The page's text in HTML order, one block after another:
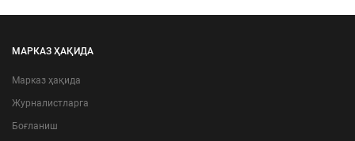
МАРКАЗ ҲАҚИДА
Марказ ҳақида
Журналистларга
Боғланиш